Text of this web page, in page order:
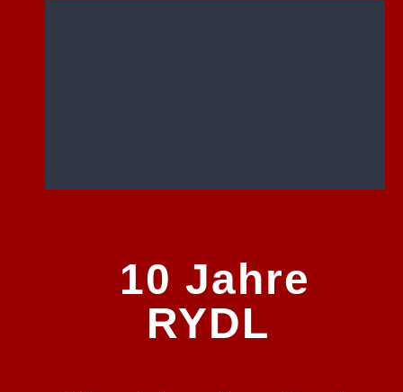
10 Jahre
RYDL